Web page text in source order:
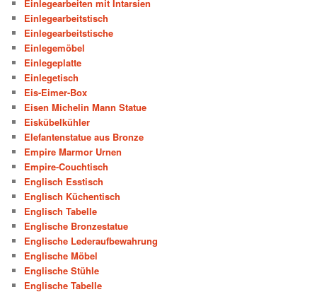
Einlegearbeiten mit Intarsien
Einlegearbeitstisch
Einlegearbeitstische
Einlegemöbel
Einlegeplatte
Einlegetisch
Eis-Eimer-Box
Eisen Michelin Mann Statue
Eiskübelkühler
Elefantenstatue aus Bronze
Empire Marmor Urnen
Empire-Couchtisch
Englisch Esstisch
Englisch Küchentisch
Englisch Tabelle
Englische Bronzestatue
Englische Lederaufbewahrung
Englische Möbel
Englische Stühle
Englische Tabelle